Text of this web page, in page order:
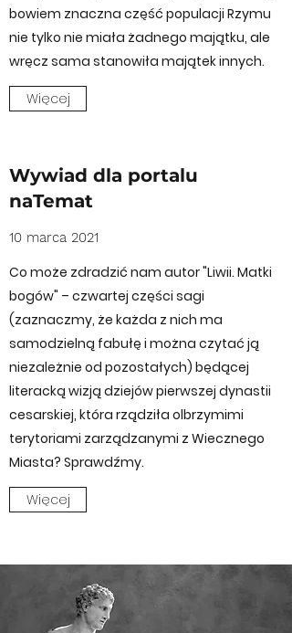
bowiem znaczna część populacji Rzymu
nie tylko nie miała żadnego majątku, ale
wręcz sama stanowiła majątek innych.
Więcej
Wywiad dla portalu
naTemat
10 marca 2021
Co może zdradzić nam autor "Liwii. Matki
bogów" – czwartej części sagi
(zaznaczmy, że każda z nich ma
samodzielną fabułę i można czytać ją
niezależnie od pozostałych) będącej
literacką wizją dziejów pierwszej dynastii
cesarskiej, która rządziła olbrzymimi
terytoriami zarządzanymi z Wiecznego
Miasta? Sprawdźmy.
Więcej